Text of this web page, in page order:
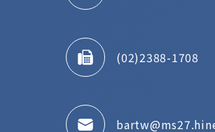
(02)2388-1708